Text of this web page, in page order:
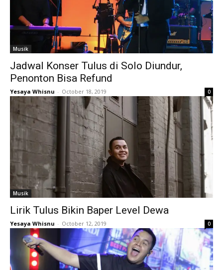
Musik
Jadwal Konser Tulus di Solo Diundur,
Penonton Bisa Refund
Yesaya Whisnu - October 18, 2019 0
Musik
Lirik Tulus Bikin Baper Level Dewa
Yesaya Whisnu - October 12, 2019 0